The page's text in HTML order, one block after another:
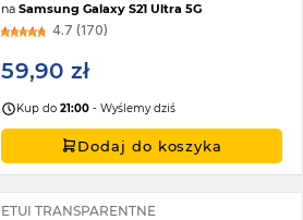
naSamsung Galaxy S21 Ultra 5G
4.7 (170)
59,90 zł
Kup do21:00 - Wyślemy dziś
Dodaj do koszyka
ETUI TRANSPARENTNE